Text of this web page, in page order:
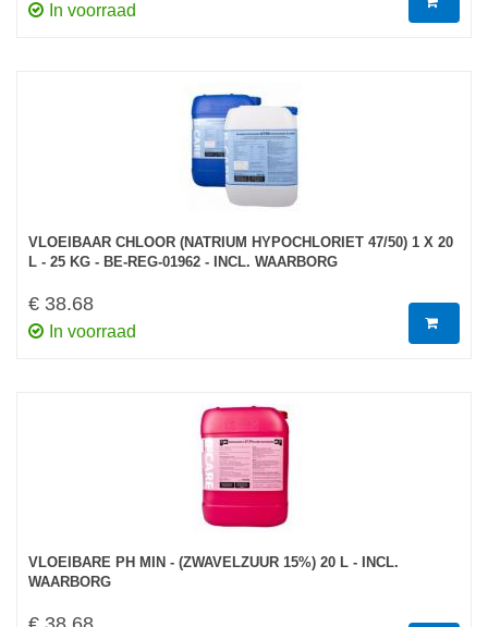
In voorraad
VLOEIBAAR CHLOOR (NATRIUM HYPOCHLORIET 47/50) 1 X 20
L - 25 KG - BE-REG-01962 - INCL. WAARBORG
€ 38.68
In voorraad
VLOEIBARE PH MIN - (ZWAVELZUUR 15%) 20 L - INCL.
WAARBORG